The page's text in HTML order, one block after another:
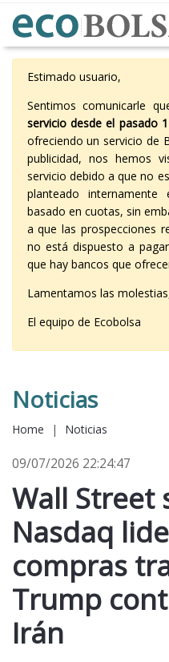
Estimado usuario,
Sentimos comunicarle
servicio desde el pasado
ofreciendo un servicio de
publicidad, nos hemos
servicio debido a que no
planteado internamente
basado en cuotas, sin
a que las prospecciones
no está dispuesto a
que hay bancos que
Lamentamos las
El equipo de Ecobolsa
Noticias
Home | Noticias
09/07/2026 22:24:47
Wall Street
Nasdaq
compras
Trump
Irán